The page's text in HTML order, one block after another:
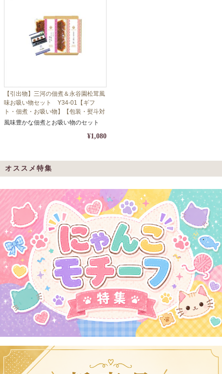
【引出物】三河の佃煮＆永谷園松茸風
味お吸い物セット Y34-01【ギフ
ト・佃煮・お吸い物】【包装・熨斗対
応】
風味豊かな佃煮とお吸い物のセット
¥1,080
オススメ特集